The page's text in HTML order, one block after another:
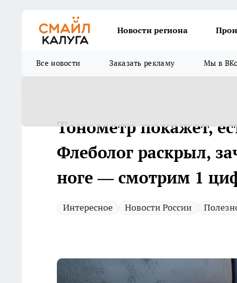
Новости региона
Все новости Заказать рекламу Мы в
Тонометр покажет,
Флеболог раскрыл,
ноге — смотрим 1
Интересное Новости России